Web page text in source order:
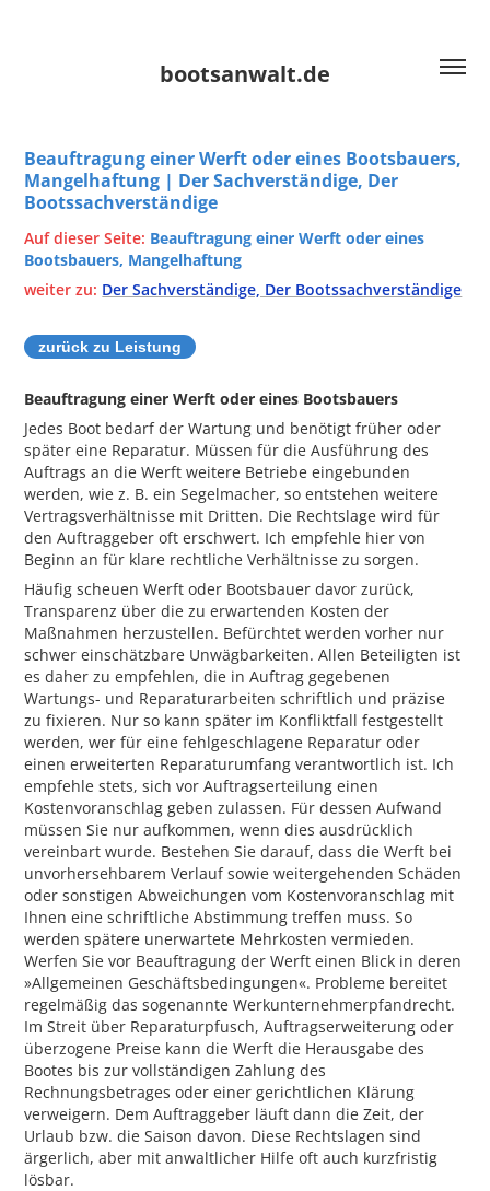
bootsanwalt.de
Beauftragung einer Werft oder eines Bootsbauers,
Mangelhaftung | Der Sachverständige, Der
Bootssachverständige
Auf dieser Seite: Beauftragung einer Werft oder eines
Bootsbauers, Mangelhaftung
weiter zu: Der Sachverständige, Der Bootssachverständige
zurück zu Leistung
Beauftragung einer Werft oder eines Bootsbauers
Jedes Boot bedarf der Wartung und benötigt früher oder
später eine Reparatur. Müssen für die Ausführung des
Auftrags an die Werft weitere Betriebe eingebunden
werden, wie z. B. ein Segelmacher, so entstehen weitere
Vertragsverhältnisse mit Dritten. Die Rechtslage wird für
den Auftraggeber oft erschwert. Ich empfehle hier von
Beginn an für klare rechtliche Verhältnisse zu sorgen.
Häufig scheuen Werft oder Bootsbauer davor zurück,
Transparenz über die zu erwartenden Kosten der
Maßnahmen herzustellen. Befürchtet werden vorher nur
schwer einschätzbare Unwägbarkeiten. Allen Beteiligten ist
es daher zu empfehlen, die in Auftrag gegebenen
Wartungs- und Reparaturarbeiten schriftlich und präzise
zu fixieren. Nur so kann später im Konfliktfall festgestellt
werden, wer für eine fehlgeschlagene Reparatur oder
einen erweiterten Reparaturumfang verantwortlich ist. Ich
empfehle stets, sich vor Auftragserteilung einen
Kostenvoranschlag geben zulassen. Für dessen Aufwand
müssen Sie nur aufkommen, wenn dies ausdrücklich
vereinbart wurde. Bestehen Sie darauf, dass die Werft bei
unvorhersehbarem Verlauf sowie weitergehenden Schäden
oder sonstigen Abweichungen vom Kostenvoranschlag mit
Ihnen eine schriftliche Abstimmung treffen muss. So
werden spätere unerwartete Mehrkosten vermieden.
Werfen Sie vor Beauftragung der Werft einen Blick in deren
»Allgemeinen Geschäftsbedingungen«. Probleme bereitet
regelmäßig das sogenannte Werkunternehmerpfandrecht.
Im Streit über Reparaturpfusch, Auftragserweiterung oder
überzogene Preise kann die Werft die Herausgabe des
Bootes bis zur vollständigen Zahlung des
Rechnungsbetrages oder einer gerichtlichen Klärung
verweigern. Dem Auftraggeber läuft dann die Zeit, der
Urlaub bzw. die Saison davon. Diese Rechtslagen sind
ärgerlich, aber mit anwaltlicher Hilfe oft auch kurzfristig
lösbar.